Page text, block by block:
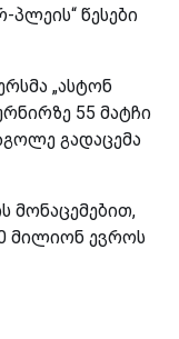
წესები
„ასტონ
55 მატჩი
გადაცემა
მონაცემებით,
მილიონ ევროს